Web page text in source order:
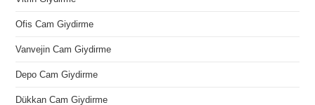
Ofis Cam Giydirme
Vanvejin Cam Giydirme
Depo Cam Giydirme
Dükkan Cam Giydirme